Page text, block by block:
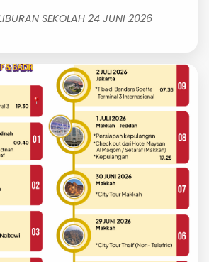
SEKOLAH 24 JUNI 2026